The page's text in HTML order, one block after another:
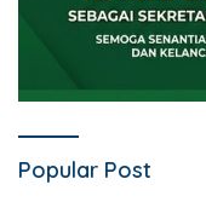
Popular Post